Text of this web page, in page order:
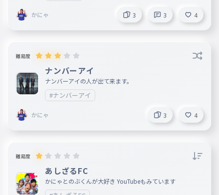
かにゃ 3 3 4
難易度
ナンバーアイ
ナンバーアイの人が出て来ます。
#ナンバーアイ
かにゃ 3 4
難易度
あしざるFC
かにゃとのぶくんが大好き YouTubeもみています